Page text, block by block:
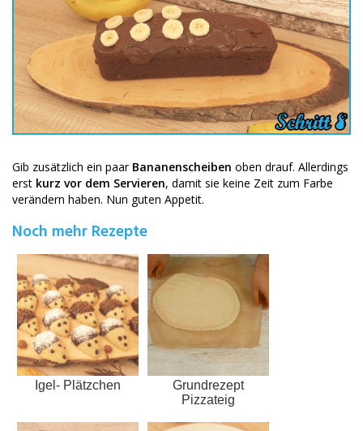
Gib zusätzlich ein paar Bananenscheiben oben drauf. Allerdings
erst kurz vor dem Servieren, damit sie keine Zeit zum Farbe
verändern haben. Nun guten Appetit.
Noch mehr Rezepte
Igel- Plätzchen
Grundrezept
Pizzateig